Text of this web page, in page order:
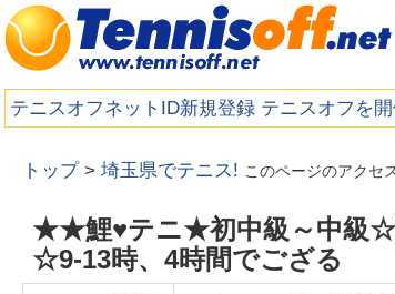
テニスオフネットID新規登録 テニスオフを
トップ >埼玉県でテニス! このページのアクセ
★★鯉♥テニ★初中級～中級☆
☆9-13時、4時間でござる